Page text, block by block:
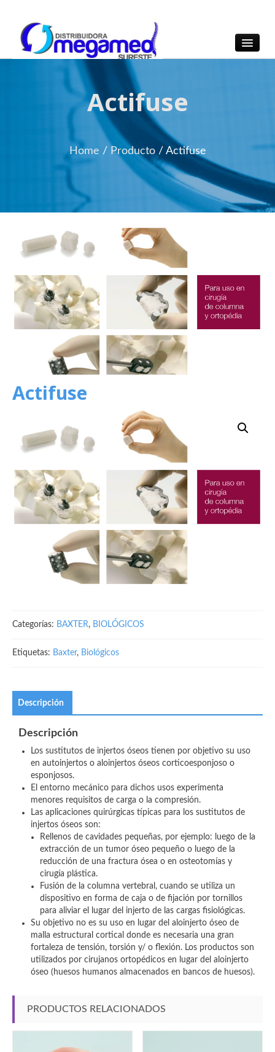
OmegaMed Sureste
OmegaMed Sureste
Actifuse
Home / Producto/ Actifuse
Actifuse
Categorías: BAXTER, BIOLÓGICOS
Etiquetas: Baxter, Biológicos
Descripción
Descripción
Los sustitutos de injertos óseos tienen por objetivo su uso
en autoinjertos o aloinjertos óseos corticoesponjoso o
esponjosos.
El entorno mecánico para dichos usos experimenta
menores requisitos de carga o la compresión.
Las aplicaciones quirúrgicas típicas para los sustitutos de
injertos óseos son:
Rellenos de cavidades pequeñas, por ejemplo: luego de la
extracción de un tumor óseo pequeño o luego de la
reducción de una fractura ósea o en osteotomías y
cirugía plástica.
Fusión de la columna vertebral, cuando se utiliza un
dispositivo en forma de caja o de fijación por tornillos
para aliviar el lugar del injerto de las cargas fisiológicas.
Su objetivo no es su uso en lugar del aloinjerto óseo de
malla estructural cortical donde es necesaria una gran
fortaleza de tensión, torsión y/ o flexión. Los productos son
utilizados por cirujanos ortopédicos en lugar del aloinjerto
óseo (huesos humanos almacenados en bancos de huesos).
PRODUCTOS RELACIONADOS